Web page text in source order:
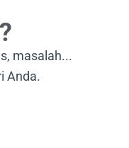
masalah...
Anda.